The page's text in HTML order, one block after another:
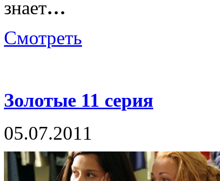
знает…
Смотреть
Золотые 11 серия
05.07.2011